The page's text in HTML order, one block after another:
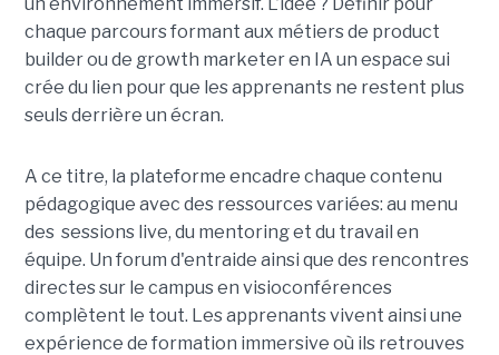
chaque parcours formant aux métiers de product
builder ou de growth marketer en IA un espace sui
crée du lien pour que les apprenants ne restent plus
seuls derrière un écran.
A ce titre, la plateforme encadre chaque contenu
pédagogique avec des ressources variées: au menu
des sessions live, du mentoring et du travail en
équipe. Un forum d'entraide ainsi que des rencontres
directes sur le campus en visioconférences
complètent le tout. Les apprenants vivent ainsi une
expérience de formation immersive où ils retrouves